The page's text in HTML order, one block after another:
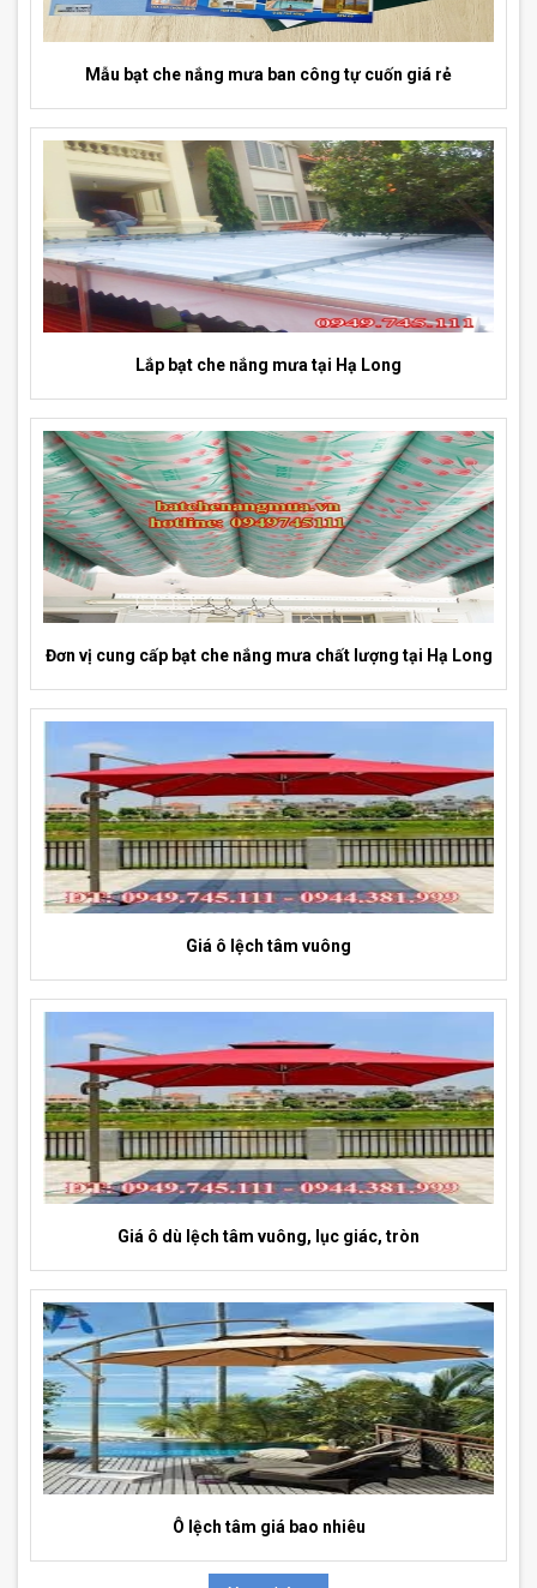
Mẫu bạt che nắng mưa ban công tự cuốn giá rẻ
Lắp bạt che nắng mưa tại Hạ Long
Đơn vị cung cấp bạt che nắng mưa chất lượng tại Hạ Long
Giá ô lệch tâm vuông
Giá ô dù lệch tâm vuông, lục giác, tròn
Ô lệch tâm giá bao nhiêu